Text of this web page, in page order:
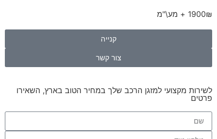
1900₪ + מע\"מ
קנייה
צור קשר
לשירות מקצועי למזגן הרכב שלך במחיר הטוב בארץ, השאירו
פרטים